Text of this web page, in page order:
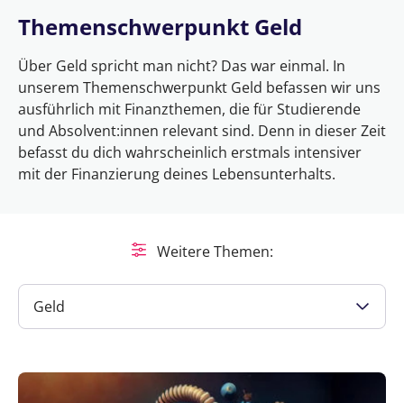
Themenschwerpunkt Geld
Über Geld spricht man nicht? Das war einmal. In
unserem Themenschwerpunkt Geld befassen wir uns
ausführlich mit Finanzthemen, die für Studierende
und Absolvent:innen relevant sind. Denn in dieser Zeit
befasst du dich wahrscheinlich erstmals intensiver
mit der Finanzierung deines Lebensunterhalts.
Weitere Themen:
Geld